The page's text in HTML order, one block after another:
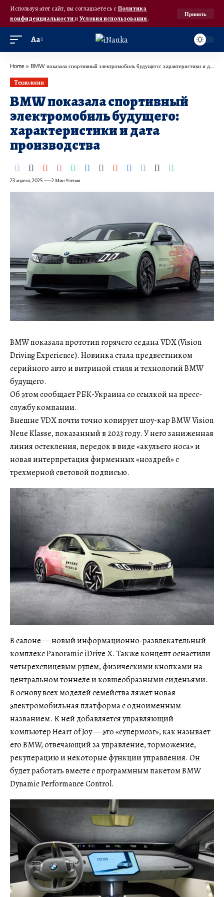
Используя этот сайт, вы соглашаетесь с Политика
конфиденциальностииУсловия использования.
Принять
Аа
Home » BMW показала спортивный электромобиль будущего: характеристики и дата производства
Технологии
BMW показала спортивный
электромобиль будущего:
характеристики и дата
производства
23 апреля, 2025 2 Мин Чтения
BMW показала прототип горячего седана VDX (Vision
Driving Experience). Новинка стала предвестником
серийного авто и витриной стиля и технологий BMW
будущего.
Об этом сообщает РБК-Украина со ссылкой на пресс-
службу компании.
Внешне VDX почти точно копирует шоу-кар BMW Vision
Neue Klasse, показанный в 2023 году. У него заниженная
линия остекления, передок в виде «акульего носа» и
новая интерпретация фирменных «ноздрей» с
трехмерной световой подписью.
В салоне — новый информационно-развлекательный
комплекс Panoramic iDrive X. Также концепт оснастили
четырехспицевым рулем, физическими кнопками на
центральном тоннеле и ковшеобразными сиденьями.
В основу всех моделей семейства ляжет новая
электромобильная платформа с одноименным
названием. К ней добавляется управляющий
компьютер Heart of Joy — это «супермозг», как называет
его BMW, отвечающий за управление, торможение,
рекуперацию и некоторые функции управления. Он
будет работать вместе с программным пакетом BMW
Dynamic Performance Control.